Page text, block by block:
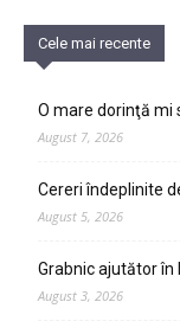
Cele mai recente
O mare dorinţă mi
August 7, 2026
Cereri îndeplinite
August 5, 2026
Grabnic ajutător în
August 3, 2026